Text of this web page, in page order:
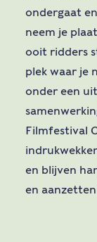
ondergaat
neem je
ooit ridders
plek waar je
onder een
Filmfestival
en blijven
en